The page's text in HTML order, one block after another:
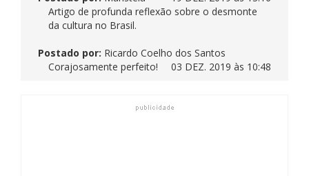
Artigo de profunda reflexão sobre o desmonte
da cultura no Brasil.
Postado por: Ricardo Coelho dos Santos
03 DEZ. 2019 às 10:48
Corajosamente perfeito!